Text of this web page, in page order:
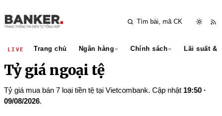
LIVE Trang chủ Ngân hàng Chính sách Lãi suất &
Tỷ giá ngoại tệ
Tỷ giá mua bán 7 loại tiền tệ tại Vietcombank. Cập nhật 19:50 ·
09/08/2026.